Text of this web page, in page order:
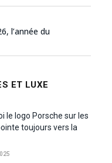
l’année du
ET LUXE
le logo Porsche sur les
toujours vers la